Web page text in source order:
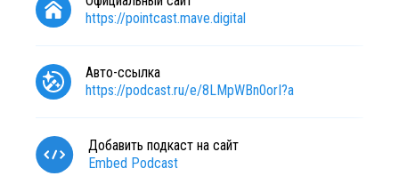
https://pointcast.mave.digital
Авто-ссылка
https://podcast.ru/e/8LMpWBn0orI?a
Добавить подкаст на сайт
Embed Podcast